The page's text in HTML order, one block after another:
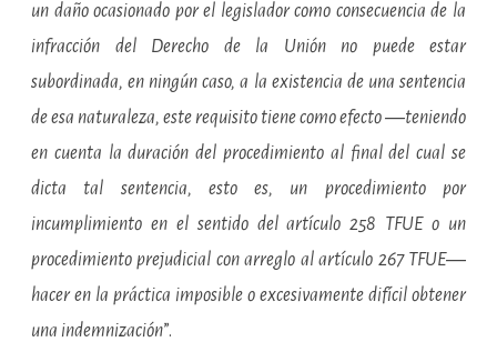
un daño ocasionado por el legislador como consecuencia de la
infracción del Derecho de la Unión no puede estar
subordinada, en ningún caso, a la existencia de una sentencia
de esa naturaleza, este requisito tiene como efecto ―teniendo
en cuenta la duración del procedimiento al final del cual se
dicta tal sentencia, esto es, un procedimiento por
incumplimiento en el sentido del artículo 258 TFUE o un
procedimiento prejudicial con arreglo al artículo 267 TFUE―
hacer en la práctica imposible o excesivamente difícil obtener
una indemnización”.